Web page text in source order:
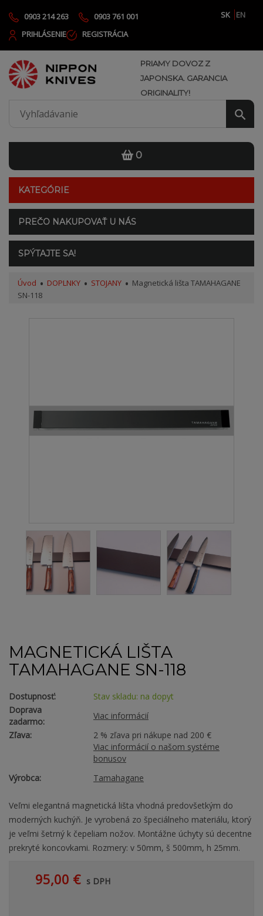
0903 214 263 0903 761 001 SK
EN
PRIHLÁSENIE
REGISTRÁCIA
PRIAMY DOVOZ Z
JAPONSKA. GARANCIA
ORIGINALITY!
0
KATEGÓRIE
PREČO NAKUPOVAŤ U NÁS
SPÝTAJTE SA!
Úvod DOPLNKY STOJANY
Magnetická lišta TAMAHAGANE
SN-118
MAGNETICKÁ LIŠTA
TAMAHAGANE SN-118
Dostupnosť:
Stav skladu: na dopyt
Doprava
zadarmo:
Viac informácií
Zľava:
2 % zľava pri nákupe nad 200 €
Viac informácií o našom systéme
bonusov
Výrobca:
Tamahagane
Veľmi elegantná magnetická lišta vhodná predovšetkým do
moderných kuchýň. Je vyrobená zo špeciálneho materiálu, ktorý
je veľmi šetrný k čepeliam nožov. Montážne úchyty sú decentne
prekryté koncovkami. Rozmery: v 50mm, š 500mm, h 25mm.
95,00 € s DPH